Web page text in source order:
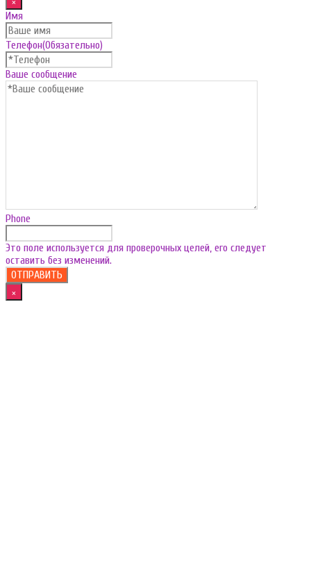
Имя
Телефон(Обязательно)
Ваше сообщение
Phone
Это поле используется для проверочных целей, его следует
оставить без изменений.
×